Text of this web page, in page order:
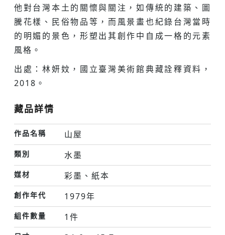
他對台灣本土的關懷與關注，如傳統的建築、圖
騰花樣、民俗物品等，而風景畫也紀錄台灣當時
的明媚的景色，形塑出其創作中自成一格的元素
風格。
出處：林妍妏，國立臺灣美術館典藏詮釋資料，
2018。
藏品詳情
作品名稱 山屋
類別 水墨
媒材 彩墨、紙本
創作年代 1979年
組件數量 1件